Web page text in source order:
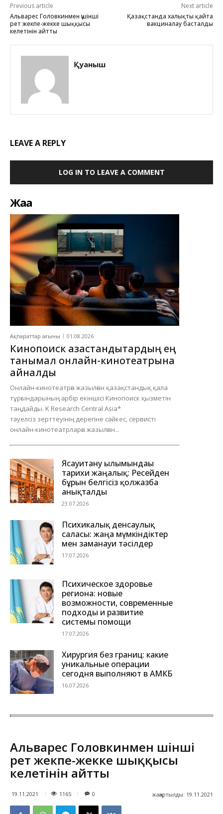
Previous article
Альварес Головкинмен үшінші
рет жекпе-жекке шыққысы
келетінін айтты
Next article
Қазақстанда халықты қайта
вакциналау басталды
Қуаныш
LEAVE A REPLY
LOG IN TO LEAVE A COMMENT
Жаңа
Ақпараттар ағыны 01.08.2026
Кинопоиск қазақстандықтардың ең
танымал онлайн-кинотеатрына
айналды
Онлайн-кинотеатрға жазылған қазақстандық қала
тұрғындарының әрбір екіншісі Кинопоиск қызметін
таңдайды. K Research Central Asia*
тәуелсіз зерттеуінің дерегіне сәйкес, сервисті
онлайн-кинотеатрларға жазылған...
Ясауитану ғылымындағы
тарихи жаңалық: Ресейден
бұрын белгісіз қолжазба
анықталды
23.07.2026
Психикалық денсаулық
саласы: жаңа мүмкіндіктер
мен заманауи тәсілдер
17.07.2026
Психическое здоровье
региона: новые
возможности, современные
подходы и развитие
системы помощи
17.07.2026
Хирургия без границ: какие
уникальные операции
сегодня выполняют в АМКБ
16.07.2026